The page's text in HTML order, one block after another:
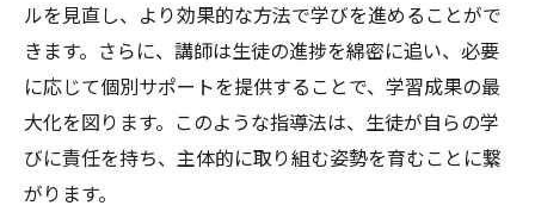
ルを見直し、より効果的な方法で学びを進めることがで
きます。さらに、講師は生徒の進捗を綿密に追い、必要
に応じて個別サポートを提供することで、学習成果の最
大化を図ります。このような指導法は、生徒が自らの学
びに責任を持ち、主体的に取り組む姿勢を育むことに繋
がります。